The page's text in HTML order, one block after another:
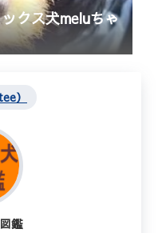
クス犬meluちゃ
）
鑑